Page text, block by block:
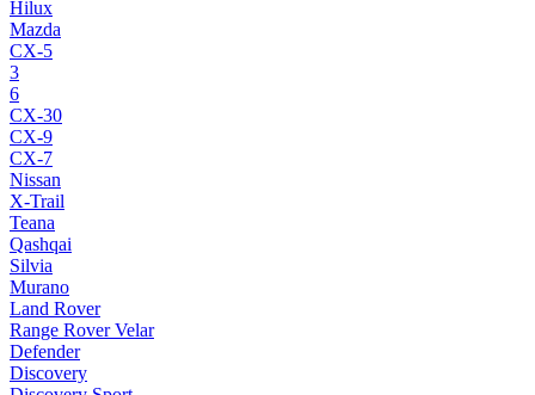
Hilux
Mazda
CX-5
3
6
CX-30
CX-9
CX-7
Nissan
X-Trail
Teana
Qashqai
Silvia
Murano
Land Rover
Range Rover Velar
Defender
Discovery